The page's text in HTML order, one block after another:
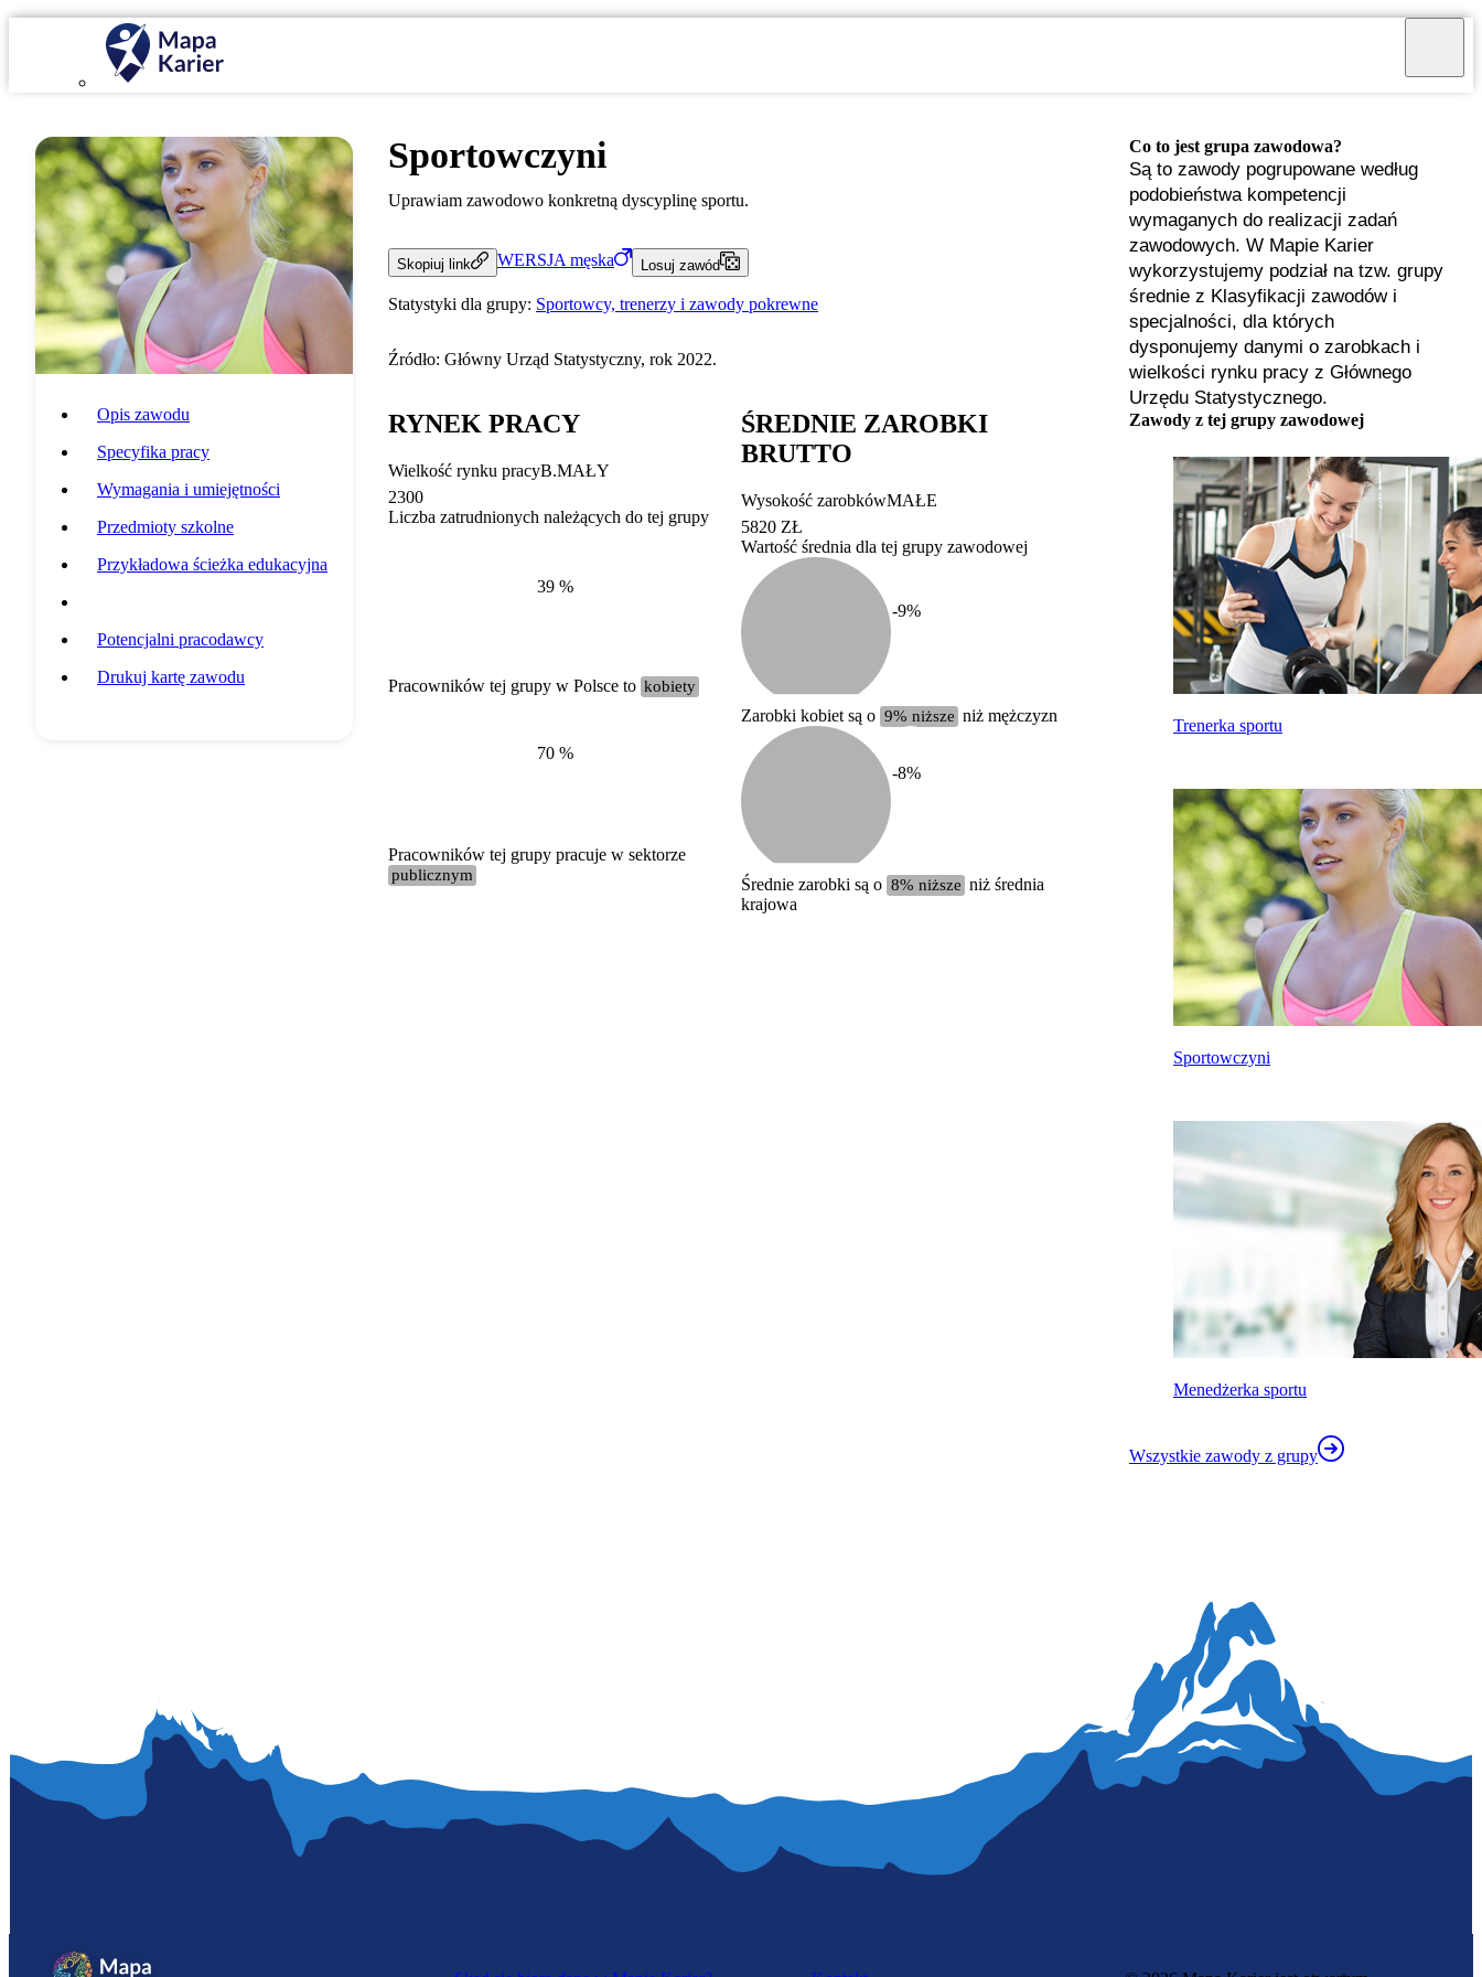
Opis zawodu
Specyfika pracy
Wymagania i umiejętności
Przedmioty szkolne
Przykładowa ścieżka edukacyjna
Potencjalni pracodawcy
Drukuj kartę zawodu
Sportowczyni
Uprawiam zawodowo konkretną dyscyplinę sportu.
Skopiuj link WERSJA męska Losuj zawód
Statystyki dla grupy: Sportowcy, trenerzy i zawody pokrewne
Źródło: Główny Urząd Statystyczny, rok 2022.
RYNEK PRACY
Struktura wynagrodzeń
według zawodów, 2022
Wielkość rynku pracyB.MAŁY
2300
Liczba zatrudnionych należących do tej grupy
39 %
Pracowników tej grupy w Polsce to kobiety
70 %
Pracowników tej grupy pracuje w sektorze
publicznym
ŚREDNIE ZAROBKI
BRUTTO
całkowite wynagrodzenie
miesięczne brutto nie dla tego zawodu, lecz
uśrednione dla wszystkich zawodów z grupy,
do której należy ten zawód według Głównego
Urzędu Statystycznego Struktura wynagrodzeń
według zawodów, 2022
poniżej 4500 zł
4500 zł – 5999 zł
6000 zł – 7499 zł
7500 zł – 8999 zł
9000 zł i więcej
kalkulatora wynagrodzeń
Wysokość zarobkówMAŁE
5820 ZŁ
Wartość średnia dla tej grupy zawodowej
-9%
Zarobki kobiet są o 9% niższe niż mężczyzn
-8%
Średnie zarobki są o 8% niższe niż średnia
krajowa
Co to jest grupa zawodowa?
Są to zawody pogrupowane według
podobieństwa kompetencji
wymaganych do realizacji zadań
zawodowych. W Mapie Karier
wykorzystujemy podział na tzw. grupy
średnie z Klasyfikacji zawodów i
specjalności, dla których
dysponujemy danymi o zarobkach i
wielkości rynku pracy z Głównego
Urzędu Statystycznego.
Zawody z tej grupy zawodowej
Trenerka sportu
Sportowczyni
Menedżerka sportu
Wszystkie zawody z grupy